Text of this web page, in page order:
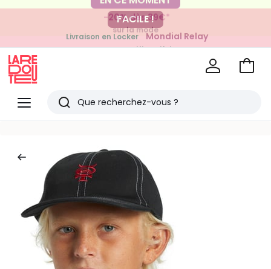
-20% dès 39€*
sur la mode
FACILE !
Livraison en Locker Mondial Relay
pour vos petits articles
Menu
Redoute
Rechercher
vus
Voir